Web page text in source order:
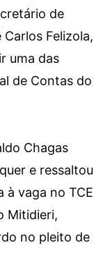
de
Felizola,
uma das
de Contas do
Chagas
e ressaltou
à vaga no TCE
Mitidieri,
no pleito de